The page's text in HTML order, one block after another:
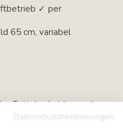
✓ per
65 cm, variabel
Fettabscheidung mit
prinzipin
Datenschutzbestimmungen